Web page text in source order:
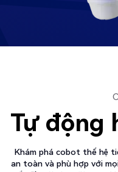
Tự động
Khám phá cobot thế hệ
an toàn và phù hợp với